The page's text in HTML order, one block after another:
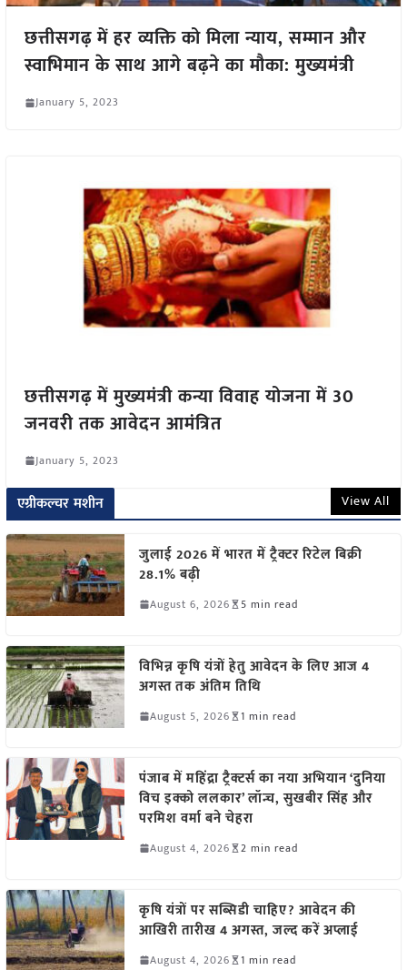
छत्तीसगढ़ में हर व्यक्ति को मिला न्याय, सम्मान और
स्वाभिमान के साथ आगे बढ़ने का मौका: मुख्यमंत्री
January 5, 2023
छत्तीसगढ़ में मुख्यमंत्री कन्या विवाह योजना में 30
जनवरी तक आवेदन आमंत्रित
January 5, 2023
एग्रीकल्चर मशीन View All
जुलाई 2026 में भारत में ट्रैक्टर रिटेल बिक्री
28.1% बढ़ी
August 6, 2026 5 min read
विभिन्न कृषि यंत्रों हेतु आवेदन के लिए आज 4
अगस्त तक अंतिम तिथि
August 5, 2026 1 min read
पंजाब में महिंद्रा ट्रैक्टर्स का नया अभियान ‘दुनिया
विच इक्को ललकार’ लॉन्च, सुखबीर सिंह और
परमिश वर्मा बने चेहरा
August 4, 2026 2 min read
कृषि यंत्रों पर सब्सिडी चाहिए? आवेदन की
आखिरी तारीख 4 अगस्त, जल्द करें अप्लाई
August 4, 2026 1 min read